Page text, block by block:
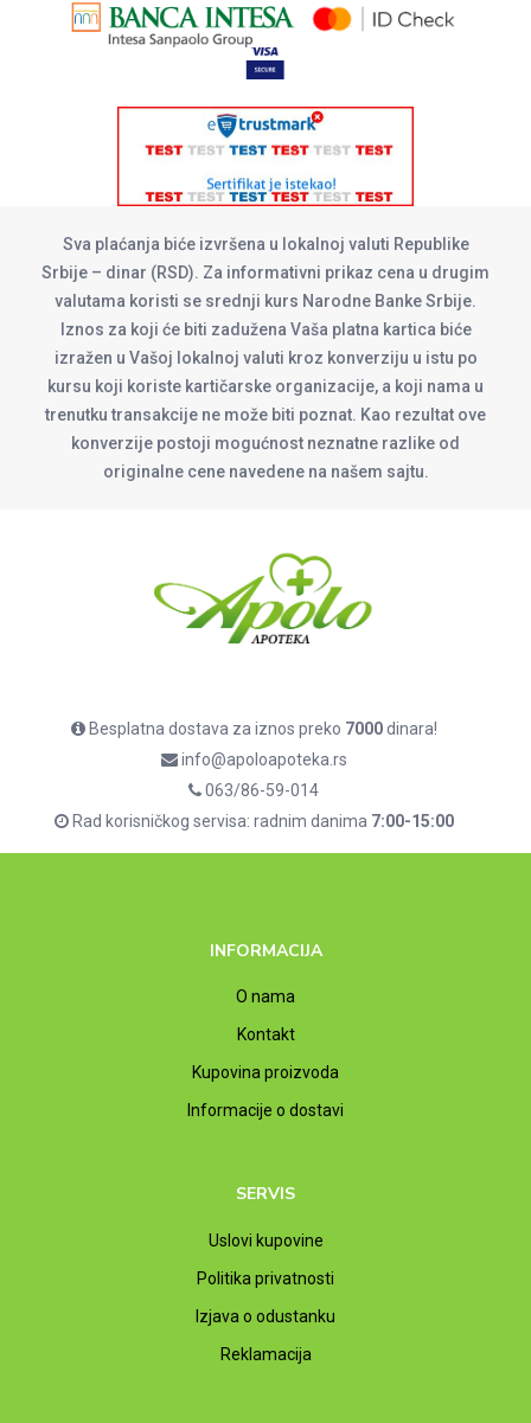
Sva plaćanja biće izvršena u lokalnoj valuti Republike
Srbije – dinar (RSD). Za informativni prikaz cena u drugim
valutama koristi se srednji kurs Narodne Banke Srbije.
Iznos za koji će biti zadužena Vaša platna kartica biće
izražen u Vašoj lokalnoj valuti kroz konverziju u istu po
kursu koji koriste kartičarske organizacije, a koji nama u
trenutku transakcije ne može biti poznat. Kao rezultat ove
konverzije postoji mogućnost neznatne razlike od
originalne cene navedene na našem sajtu.
Besplatna dostava za iznos preko 7000dinara!
info@apoloapoteka.rs
063/86-59-014
Rad korisničkog servisa: radnim danima 7:00-15:00
INFORMACIJA
O nama
Kontakt
Kupovina proizvoda
Informacije o dostavi
SERVIS
Uslovi kupovine
Politika privatnosti
Izjava o odustanku
Reklamacija